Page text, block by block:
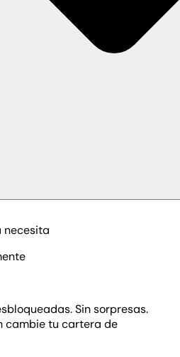
necesita
Sin sorpresas.
cambie tu cartera de